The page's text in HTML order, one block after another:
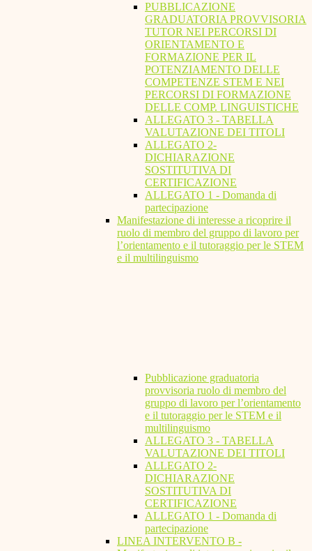
PUBBLICAZIONE
GRADUATORIA PROVVISORIA
TUTOR NEI PERCORSI DI
ORIENTAMENTO E
FORMAZIONE PER IL
POTENZIAMENTO DELLE
COMPETENZE STEM E NEI
PERCORSI DI FORMAZIONE
DELLE COMP. LINGUISTICHE
ALLEGATO 3 - TABELLA
VALUTAZIONE DEI TITOLI
ALLEGATO 2-
DICHIARAZIONE
SOSTITUTIVA DI
CERTIFICAZIONE
ALLEGATO 1 - Domanda di
partecipazione
Manifestazione di interesse a ricoprire il
ruolo di membro del gruppo di lavoro per
l’orientamento e il tutoraggio per le STEM
e il multilinguismo
Pubblicazione graduatoria
provvisoria ruolo di membro del
gruppo di lavoro per l’orientamento
e il tutoraggio per le STEM e il
multilinguismo
ALLEGATO 3 - TABELLA
VALUTAZIONE DEI TITOLI
ALLEGATO 2-
DICHIARAZIONE
SOSTITUTIVA DI
CERTIFICAZIONE
ALLEGATO 1 - Domanda di
partecipazione
LINEA INTERVENTO B -